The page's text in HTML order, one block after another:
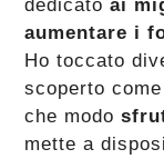
dedicatoai
aumentare i
Ho toccato
scoperto
che modo
mette a